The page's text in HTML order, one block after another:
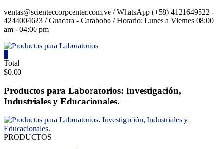
Saltar
contenido
ventas@scienteccorpcenter.com.ve / WhatsApp (+58) 4121649522 -
4244004623 / Guacara - Carabobo / Horario: Lunes a Viernes 08:00
am - 04:00 pm
Productos
para
Laboratorios
Investigación,
y
Educacionales.
Total
$0,00
Productos para Laboratorios: Investigación,
Industriales y Educacionales.
PRODUCTOS